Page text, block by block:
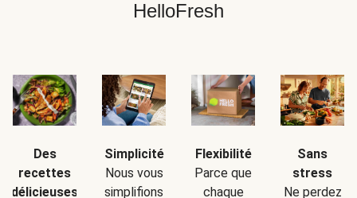
HelloFresh
Des
recettes
délicieuses
Simplicité
Nous vous
simplifions
Flexibilité
Parce que
chaque
Sans
stress
Ne perdez